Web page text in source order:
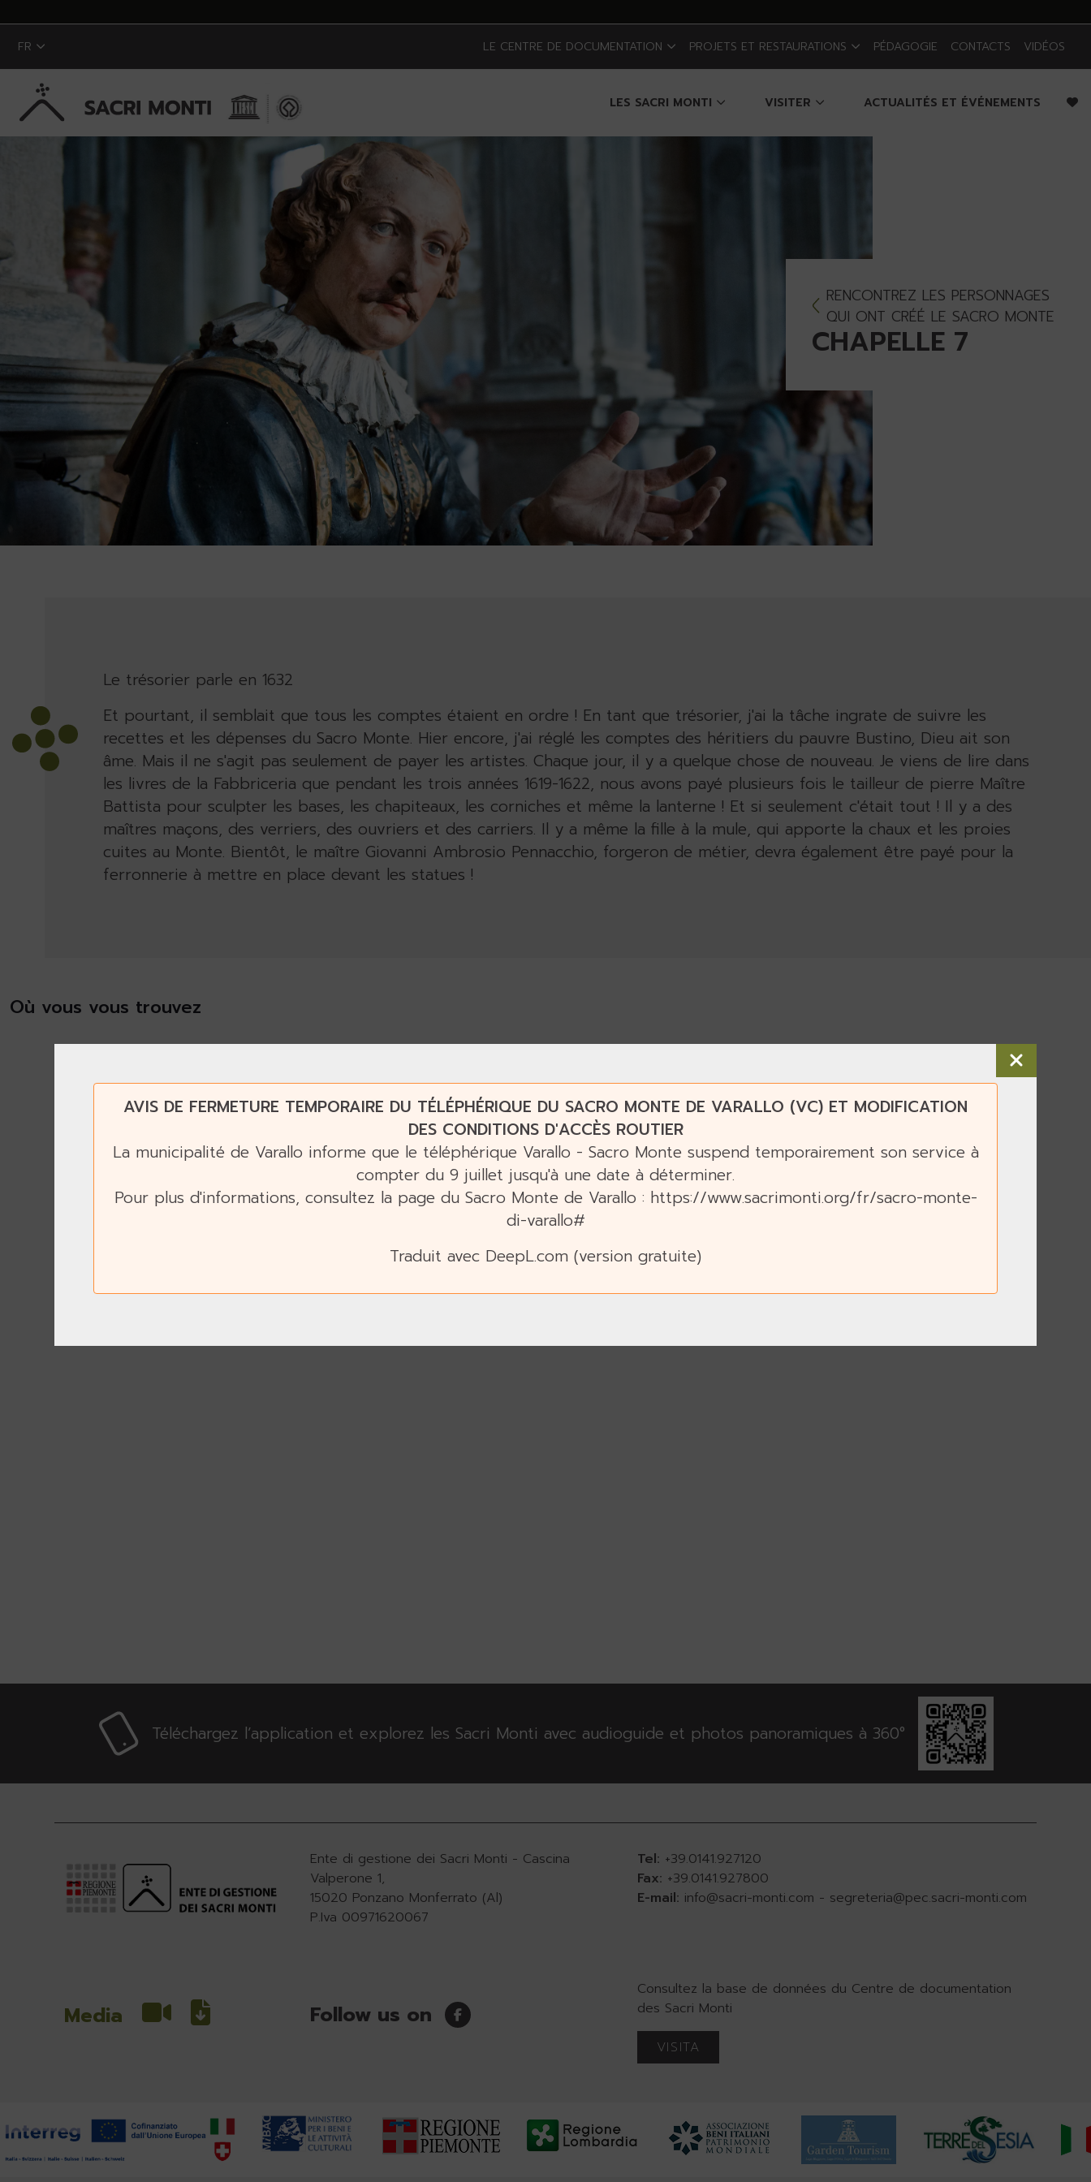
FR LE CENTRE DE DOCUMENTATION PROJETS ET RESTAURATIONS PÉDAGOGIE CONTACTS VIDÉOS
LES SACRI MONTI VISITER ACTUALITÉS ET ÉVÉNEMENTS
RENCONTREZ LES PERSONNAGES
QUI ONT CRÉÉ LE SACRO MONTE
CHAPELLE 7
Le trésorier parle en 1632
Et pourtant, il semblait que tous les comptes étaient en ordre ! En tant que trésorier, j'ai la tâche ingrate de suivre les
recettes et les dépenses du Sacro Monte. Hier encore, j'ai réglé les comptes des héritiers du pauvre Bustino, Dieu ait son
âme. Mais il ne s'agit pas seulement de payer les artistes. Chaque jour, il y a quelque chose de nouveau. Je viens de lire dans
les livres de la Fabbriceria que pendant les trois années 1619-1622, nous avons payé plusieurs fois le tailleur de pierre Maître
Battista pour sculpter les bases, les chapiteaux, les corniches et même la lanterne ! Et si seulement c'était tout ! Il y a des
maîtres maçons, des verriers, des ouvriers et des carriers. Il y a même la fille à la mule, qui apporte la chaux et les proies
cuites au Monte. Bientôt, le maître Giovanni Ambrosio Pennacchio, forgeron de métier, devra également être payé pour la
ferronnerie à mettre en place devant les statues !
Où vous vous trouvez
Téléchargez l’application et explorez les Sacri Monti avec audioguide et photos panoramiques à 360°
Ente di gestione dei Sacri Monti - Cascina
Valperone 1,
15020 Ponzano Monferrato (Al)
P.Iva 00971620067
Tel: +39.0141.927120
Fax: +39.0141.927800
E-mail: info@sacri-monti.com - segreteria@pec.sacri-monti.com
Media Follow us on
Consultez la base de données du Centre de documentation
des Sacri Monti
VISITA
AVIS DE FERMETURE TEMPORAIRE DU TÉLÉPHÉRIQUE DU SACRO MONTE DE VARALLO (VC) ET MODIFICATION
DES CONDITIONS D'ACCÈS ROUTIER
La municipalité de Varallo informe que le téléphérique Varallo - Sacro Monte suspend temporairement son service à
compter du 9 juillet jusqu'à une date à déterminer.
Pour plus d'informations, consultez la page du Sacro Monte de Varallo : https://www.sacrimonti.org/fr/sacro-monte-
di-varallo#
Traduit avec DeepL.com (version gratuite)